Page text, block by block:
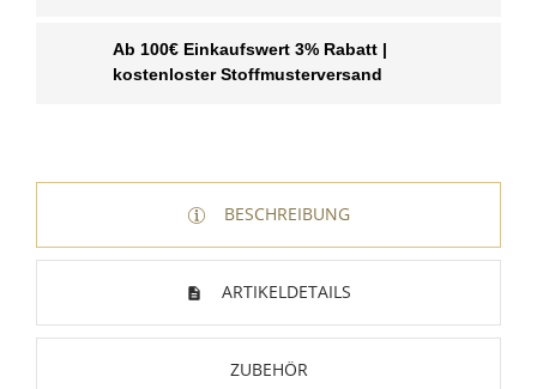
Ab 100€ Einkaufswert 3% Rabatt |
kostenloster Stoffmusterversand
BESCHREIBUNG
ARTIKELDETAILS
ZUBEHÖR